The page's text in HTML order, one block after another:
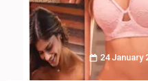
24 January